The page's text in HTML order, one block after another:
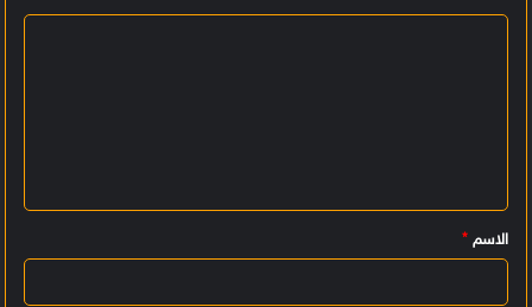
ي
ق
الاسم *